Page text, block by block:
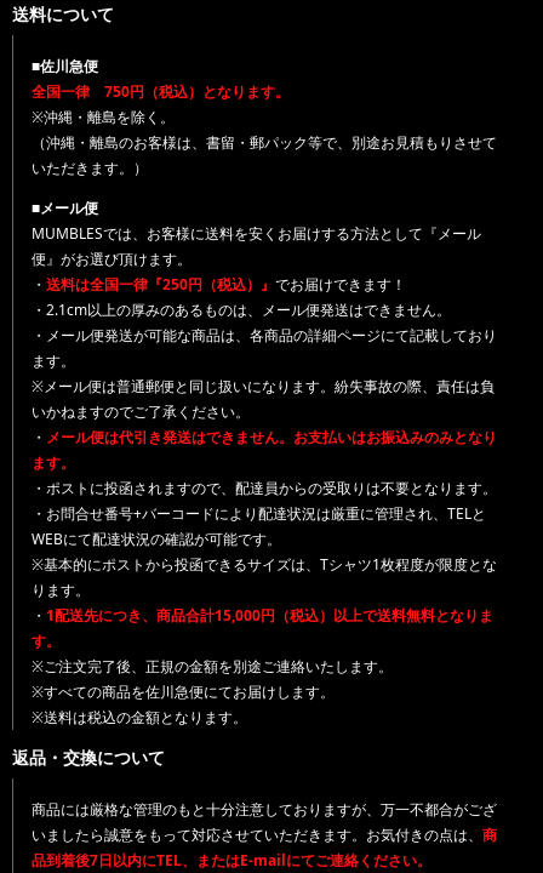
送料について
■佐川急便
全国一律 750円（税込）となります。
※沖縄・離島を除く。
（沖縄・離島のお客様は、書留・郵パック等で、別途お見積もりさせて
いただきます。）
■メール便
MUMBLESでは、お客様に送料を安くお届けする方法として『メール
便』がお選び頂けます。
・ 送料は全国一律『250円（税込）』 でお届けできます！
・2.1cm以上の厚みのあるものは、メール便発送はできません。
・メール便発送が可能な商品は、各商品の詳細ページにて記載しており
ます。
※メール便は普通郵便と同じ扱いになります。紛失事故の際、責任は負
いかねますのでご了承ください。
・ メール便は代引き発送はできません。お支払いはお振込みのみとなり
ます。
・ポストに投函されますので、配達員からの受取りは不要となります。
・お問合せ番号+バーコードにより配達状況は厳重に管理され、TELと
WEBにて配達状況の確認が可能です。
※基本的にポストから投函できるサイズは、Tシャツ1枚程度が限度とな
ります。
・ 1配送先につき、商品合計15,000円（税込）以上で送料無料となりま
す。
※ご注文完了後、正規の金額を別途ご連絡いたします。
※すべての商品を佐川急便にてお届けします。
※送料は税込の金額となります。
返品・交換について
商品には厳格な管理のもと十分注意しておりますが、万一不都合がござ
いましたら誠意をもって対応させていただきます。お気付きの点は、 商
品到着後7日以内にTEL、またはE-mailにてご連絡ください。